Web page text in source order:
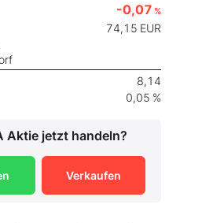
-0,07 %
74,15 EUR
8,14
0,05 %
Aktie jetzt handeln?
Verkaufen